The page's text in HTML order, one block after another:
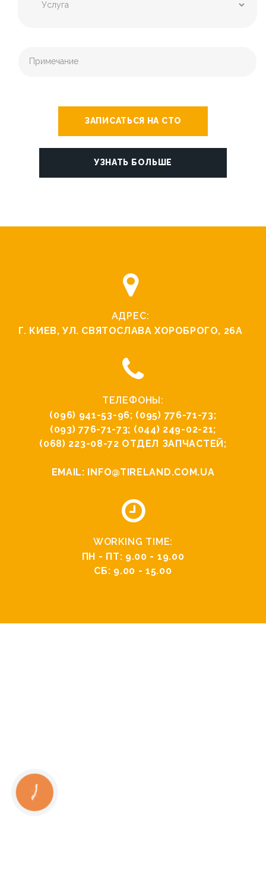
ЗАПИСАТЬСЯ НА СТО
УЗНАТЬ БОЛЬШЕ
АДРЕС:
Г. КИЕВ, УЛ. СВЯТОCЛАВА ХОРОБРОГО, 26А
ТЕЛЕФОНЫ:
(096) 941-53-96; (095) 776-71-73;
(093) 776-71-73; (044) 249-02-21;
(068) 223-08-72 ОТДЕЛ ЗАПЧАСТЕЙ;
EMAIL: INFO@TIRELAND.COM.UA
WORKING TIME:
ПН - ПТ: 9.00 - 19.00
СБ: 9.00 - 15.00
КНОПКА
СВЯЗИ